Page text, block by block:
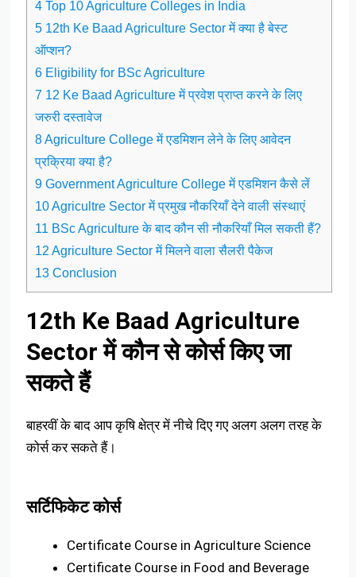
4 Top 10 Agriculture Colleges in India
5 12th Ke Baad Agriculture Sector में क्या है बेस्ट
ऑप्शन?
6 Eligibility for BSc Agriculture
7 12 Ke Baad Agriculture में प्रवेश प्राप्त करने के लिए
जरुरी दस्तावेज
8 Agriculture College में एडमिशन लेने के लिए आवेदन
प्रक्रिया क्या है?
9 Government Agriculture College में एडमिशन कैसे लें
10 Agricultre Sector में प्रमुख नौकरियाँ देने वाली संस्थाएं
11 BSc Agriculture के बाद कौन सी नौकरियाँ मिल सकती हैं?
12 Agriculture Sector में मिलने वाला सैलरी पैकेज
13 Conclusion
12th Ke Baad Agriculture
Sector में कौन से कोर्स किए जा
सकते हैं
बाहरवीं के बाद आप कृषि क्षेत्र में नीचे दिए गए अलग अलग तरह के
कोर्स कर सकते हैं।
सर्टिफिकेट कोर्स
Certificate Course in Agriculture Science
Certificate Course in Food and Beverage